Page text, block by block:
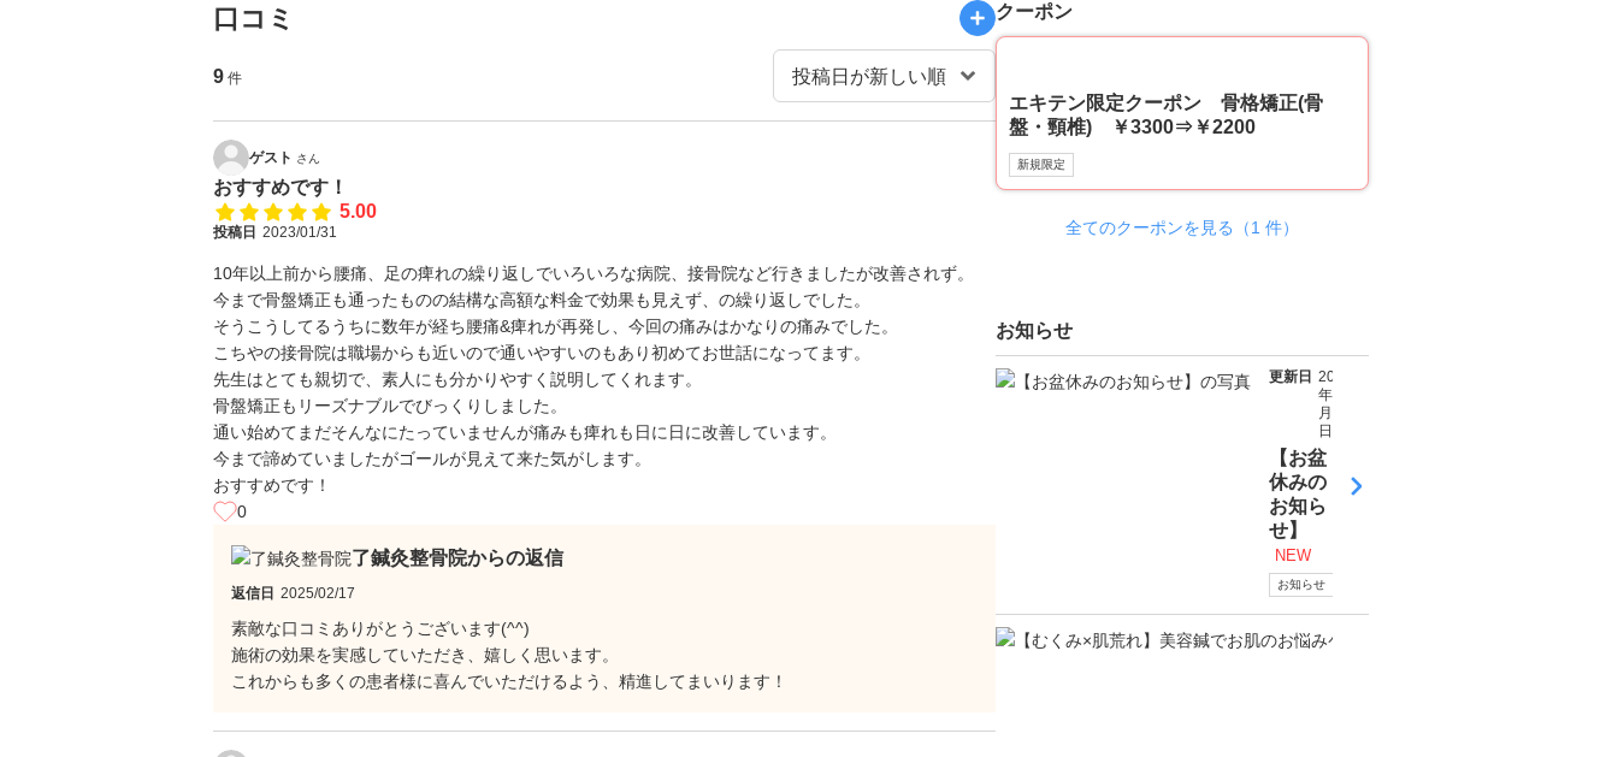
口コミ
9 件
ゲスト さん
おすすめです！
5.00
投稿日 2023/01/31
10年以上前から腰痛、足の痺れの繰り返しでいろいろな病院、接骨院など行きましたが改善されず。
今まで骨盤矯正も通ったものの結構な高額な料金で効果も見えず、の繰り返しでした。
そうこうしてるうちに数年が経ち腰痛&痺れが再発し、今回の痛みはかなりの痛みでした。
こちやの接骨院は職場からも近いので通いやすいのもあり初めてお世話になってます。
先生はとても親切で、素人にも分かりやすく説明してくれます。
骨盤矯正もリーズナブルでびっくりしました。
通い始めてまだそんなにたっていませんが痛みも痺れも日に日に改善しています。
今まで諦めていましたがゴールが見えて来た気がします。
おすすめです！
0
了鍼灸整骨院からの返信
返信日 2025/02/17
素敵な口コミありがとうございます(^^)
施術の効果を実感していただき、嬉しく思います。
これからも多くの患者様に喜んでいただけるよう、精進してまいります！
クーポン
エキテン限定クーポン 骨格矯正(骨
盤・頸椎) ￥3300⇒￥2200
新規限定
全てのクーポンを見る（1 件）
お知らせ
更新日 2026
年08
月04
日
【お盆
休みの
お知ら
せ】
NEW
お知らせ